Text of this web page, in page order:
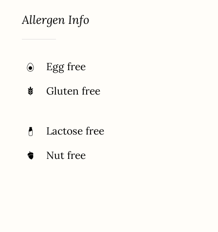
Allergen Info
Egg free
Gluten free
Lactose free
Nut free